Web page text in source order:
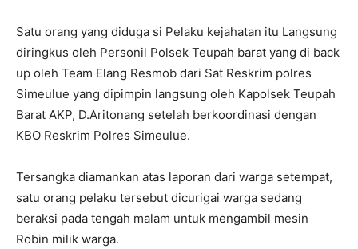
Satu orang yang diduga si Pelaku kejahatan itu Langsung
diringkus oleh Personil Polsek Teupah barat yang di back
up oleh Team Elang Resmob dari Sat Reskrim polres
Simeulue yang dipimpin langsung oleh Kapolsek Teupah
Barat AKP, D.Aritonang setelah berkoordinasi dengan
KBO Reskrim Polres Simeulue.
Tersangka diamankan atas laporan dari warga setempat,
satu orang pelaku tersebut dicurigai warga sedang
beraksi pada tengah malam untuk mengambil mesin
Robin milik warga.